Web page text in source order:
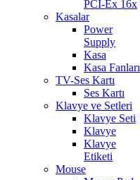
PCI-Ex 16x
Kasalar
Power
Supply
Kasa
Kasa Fanları
TV-Ses Kartı
Ses Kartı
Klavye ve Setleri
Klavye Seti
Klavye
Klavye
Etiketi
Mouse